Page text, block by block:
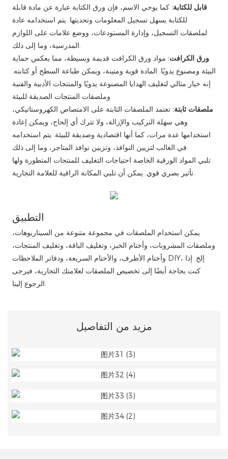
قابل للكتابة:كما يوحي الاسم، فإن ورق الكتابة عبارة عن مادة قابلة
للكتابة يسهل تسجيل المعلومات وتحديثها. يتم استخدامه عادة
لملصقات التسجيل، وإدارة المستودعات، ووضع علامات على اللوازم
المدرسية، وما إلى ذلك.
ورق الكرافت: مواد ورق الكرافت قديمة وبسيطة، مما يعكس حماية
البيئة ومصنوع يدويًا. المادة قوية ومتينة، ويمكن طباعة السطح أو كتابته.
إنه خيار مثالي لتغليف الهدايا المصنوعة يدويًا والمنتجات الأدبية والفنية
وملصقات المنتجات الصديقة للبيئة
ملصقات ثابتة:تعتمد الملصقات الثابتة على الامتصاص الكهروستاتيكي،
وهي سهلة التركيب والإزالة، ولا تترك أي إلحاح، ويمكن إعادة
استخدامها عدة مرات، كما أنها اقتصادية وصديقة للبيئة. يتم استخدامه
في الغالب لتزيين النوافذ، وتزيين نوافذ المتاجر، وما إلى ذلك.
تلبي المواد الورقية الخاصة احتياجات التغليف للمنتجات المتطورة ولها
تأثير بصري قوي. يمكن أن تلبي المكانة الراقية للعلامة التجارية.
يمكن استخدام الملصقات في مجموعة متنوعة من السيناريوهات،
وملصقات المشروبات، وأختام الخبز، وتغليف الباقة، وتغليف المنتجات،
وأختام الأظرف، والأختام السريعة، ودفاتر الملاحظات DIY، إلخ. إذا
كنت بحاجة أيضًا إلى تخصيص الملصقات لعلامتك التجارية، فيرجى
مزيد من التفاصيل